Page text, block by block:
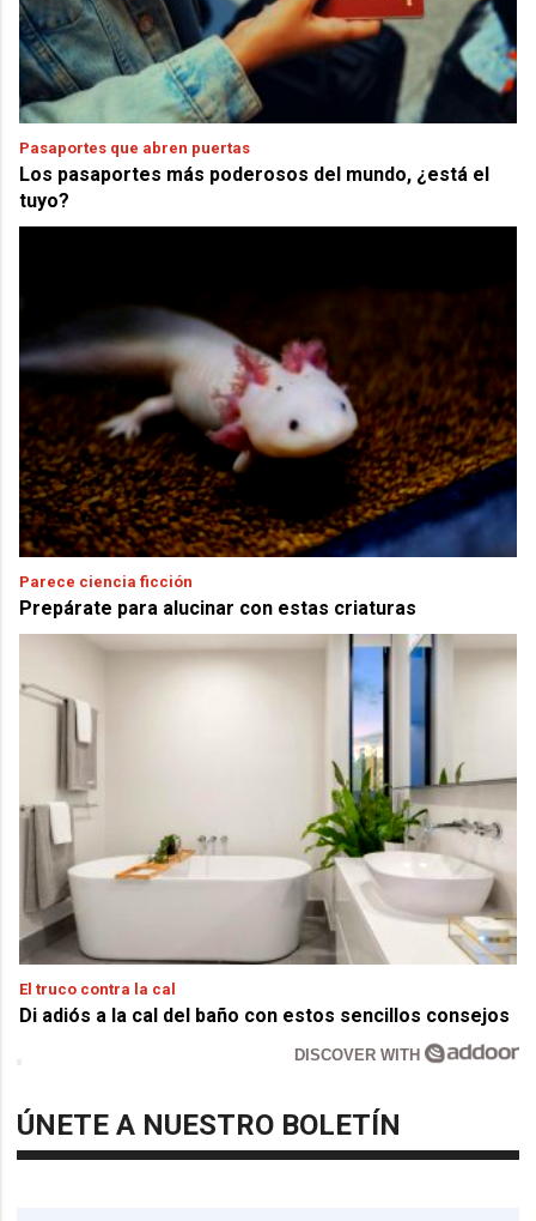
Pasaportes que abren puertas
Los pasaportes más poderosos del mundo, ¿está el
tuyo?
Parece ciencia ficción
Prepárate para alucinar con estas criaturas
El truco contra la cal
Di adiós a la cal del baño con estos sencillos consejos
DISCOVER WITH
ÚNETE A NUESTRO BOLETÍN